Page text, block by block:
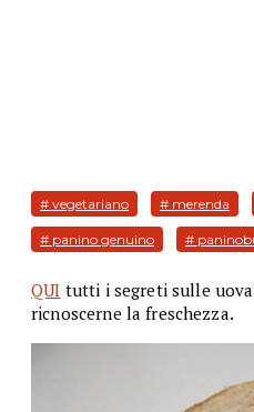
# vegetariano # merenda
# panino genuino #
QUI tutti i segreti sulle
ricnoscerne la freschezza.